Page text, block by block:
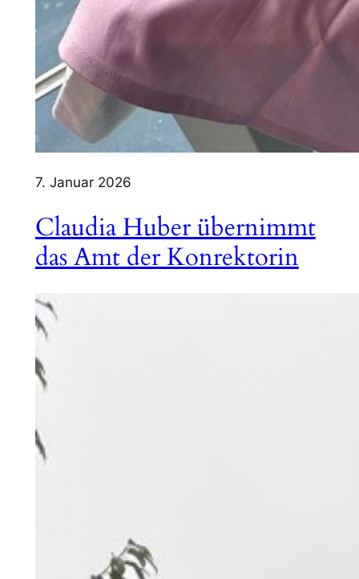
7. Januar 2026
Claudia Huber übernimmt
das Amt der Konrektorin